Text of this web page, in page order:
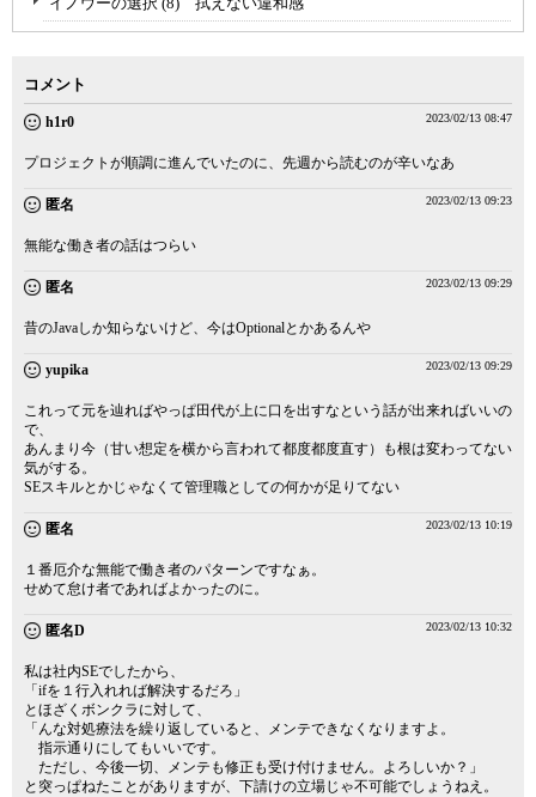
コメント
h1r0 2023/02/13 08:47
プロジェクトが順調に進んでいたのに、先週から読むのが辛いなあ
匿名 2023/02/13 09:23
無能な働き者の話はつらい
匿名 2023/02/13 09:29
昔のJavaしか知らないけど、今はOptionalとかあるんや
yupika 2023/02/13 09:29
これって元を辿ればやっぱ田代が上に口を出すなという話が出来ればいいの
で、
あんまり今（甘い想定を横から言われて都度都度直す）も根は変わってない
気がする。
SEスキルとかじゃなくて管理職としての何かが足りてない
匿名 2023/02/13 10:19
１番厄介な無能で働き者のパターンですなぁ。
せめて怠け者であればよかったのに。
匿名D 2023/02/13 10:32
私は社内SEでしたから、
「ifを１行入れれば解決するだろ」
とほざくボンクラに対して、
「んな対処療法を繰り返していると、メンテできなくなりますよ。
指示通りにしてもいいです。
ただし、今後一切、メンテも修正も受け付けません。よろしいか？」
と突っぱねたことがありますが、下請けの立場じゃ不可能でしょうねえ。